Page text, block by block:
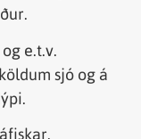
e.t.v.
sjó og á